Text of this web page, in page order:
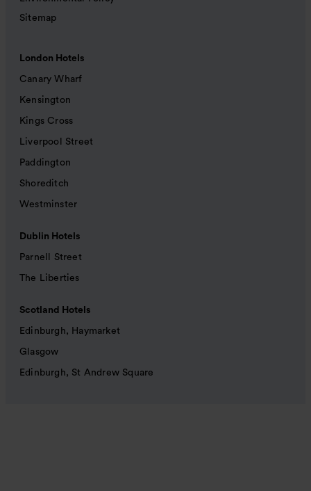
Sitemap
London Hotels
Canary Wharf
Kensington
Kings Cross
Liverpool Street
Paddington
Shoreditch
Westminster
Dublin Hotels
Parnell Street
The Liberties
Scotland Hotels
Edinburgh, Haymarket
Glasgow
Edinburgh, St Andrew Square